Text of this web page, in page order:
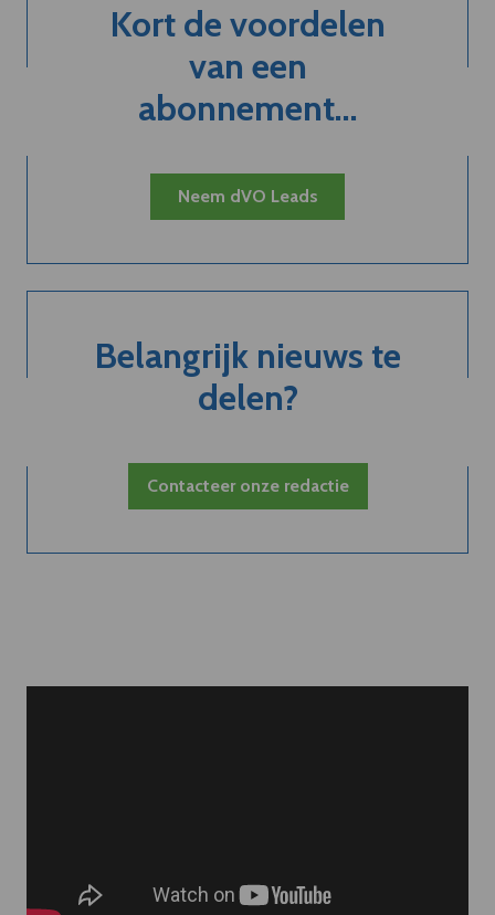
Kort de voordelen
van een
abonnement...
Neem dVO Leads
Belangrijk nieuws te
delen?
Contacteer onze redactie